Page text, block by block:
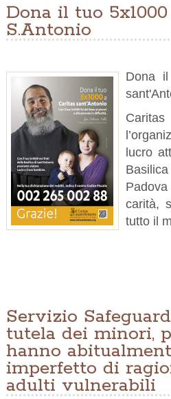
Dona il tuo
S.Antonio
Dona
lucro
carità,
tutto il
Servizio
tutela dei minori,
hanno
imperfetto di
adulti vulnerabili